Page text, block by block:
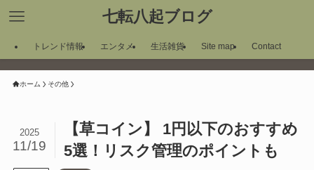
七転八起ブログ
トレンド情報 エンタメ 生活雑貨 Site map Contact
ホーム その他
【草コイン】 1円以下のおすすめ
5選！リスク管理のポイントも
2025
11/19